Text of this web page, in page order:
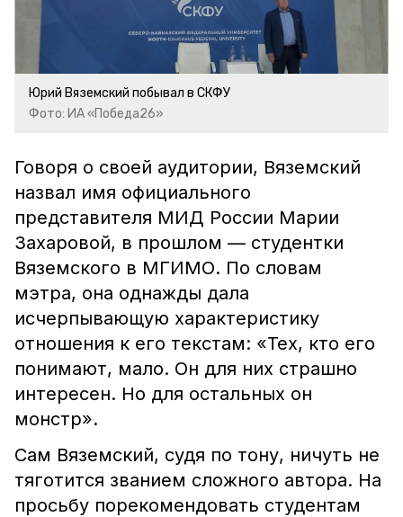
Юрий Вяземский побывал в СКФУ
Фото: ИА «Победа26»
Говоря о своей аудитории, Вяземский
назвал имя официального
представителя МИД России Марии
Захаровой, в прошлом — студентки
Вяземского в МГИМО. По словам
мэтра, она однажды дала
исчерпывающую характеристику
отношения к его текстам: «Тех, кто его
понимают, мало. Он для них страшно
интересен. Но для остальных он
монстр».
Сам Вяземский, судя по тону, ничуть не
тяготится званием сложного автора. На
просьбу порекомендовать студентам